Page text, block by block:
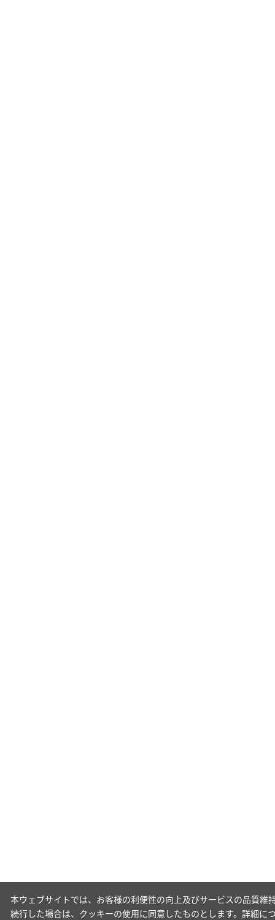
本ウェブサイトでは、お客様の利便性の向上及びサービスの品質
続行した場合は、クッキーの使用に同意したものとします。詳細